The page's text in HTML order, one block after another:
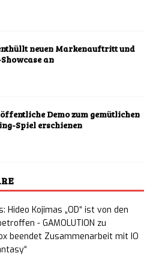
neuen Markenauftritt und
an
Demo zum gemütlichen
Spiel erschienen
Kojimas „OD“ ist von den
- GAMOLUTION zu
beendet Zusammenarbeit mit IO